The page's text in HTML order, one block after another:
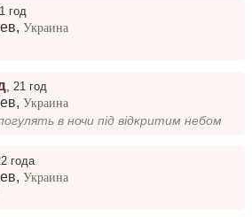
год
,Украина
21 год
,Украина
в ночи під відкритим небом
года
,Украина